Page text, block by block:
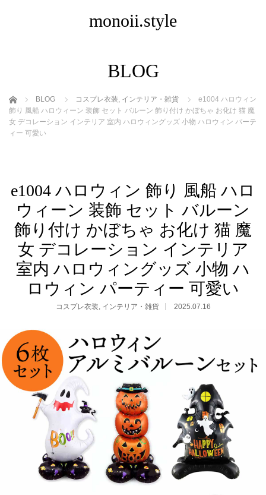
monoii.style
BLOG
ホーム BLOG コスプレ衣装, インテリア・雑貨
e1004 ハロウィン
飾り 風船 ハロウィーン 装飾 セット バルーン 飾り付け かぼちゃ お化け 猫 魔
女 デコレーション インテリア 室内 ハロウィングッズ 小物 ハロウィン パーテ
ィー 可愛い
e1004 ハロウィン 飾り 風船 ハロ
ウィーン 装飾 セット バルーン
飾り付け かぼちゃ お化け 猫 魔
女 デコレーション インテリア
室内 ハロウィングッズ 小物 ハ
ロウィン パーティー 可愛い
コスプレ衣装, インテリア・雑貨 2025.07.16